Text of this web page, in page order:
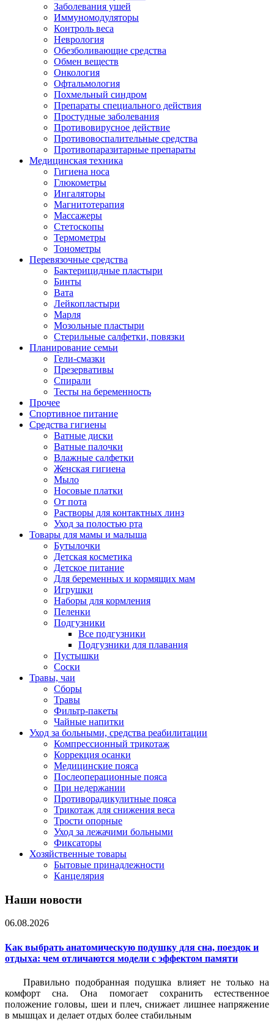
Заболевания ушей
Иммуномодуляторы
Контроль веса
Неврология
Обезболивающие средства
Обмен веществ
Онкология
Офтальмология
Похмельный синдром
Препараты специального действия
Простудные заболевания
Противовирусное действие
Противовоспалительные средства
Противопаразитарные препараты
Медицинская техника
Гигиена носа
Глюкометры
Ингаляторы
Магнитотерапия
Массажеры
Стетоскопы
Термометры
Тонометры
Перевязочные средства
Бактерицидные пластыри
Бинты
Вата
Лейкопластыри
Марля
Мозольные пластыри
Стерильные салфетки, повязки
Планирование семьи
Гели-смазки
Презервативы
Спирали
Тесты на беременность
Прочее
Спортивное питание
Средства гигиены
Ватные диски
Ватные палочки
Влажные салфетки
Женская гигиена
Мыло
Носовые платки
От пота
Растворы для контактных линз
Уход за полостью рта
Товары для мамы и малыша
Бутылочки
Детская косметика
Детское питание
Для беременных и кормящих мам
Игрушки
Наборы для кормления
Пеленки
Подгузники
Все подгузники
Подгузники для плавания
Пустышки
Соски
Травы, чаи
Сборы
Травы
Фильтр-пакеты
Чайные напитки
Уход за больными, средства реабилитации
Компрессионный трикотаж
Коррекция осанки
Медицинские пояса
Послеоперационные пояса
При недержании
Противорадикулитные пояса
Трикотаж для снижения веса
Трости опорные
Уход за лежачими больными
Фиксаторы
Хозяйственные товары
Бытовые принадлежности
Канцелярия
Наши новости
06.08.2026
Как выбрать анатомическую подушку для сна, поездок и
отдыха: чем отличаются модели с эффектом памяти
Правильно подобранная подушка влияет не только на
комфорт сна. Она помогает сохранить естественное
положение головы, шеи и плеч, снижает лишнее напряжение
в мышцах и делает отдых более стабильным